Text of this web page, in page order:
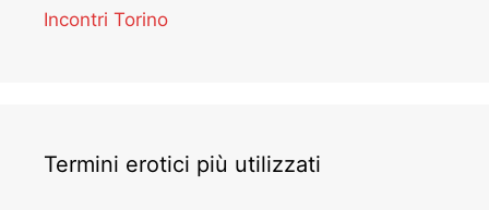
Incontri Torino
Termini erotici più utilizzati